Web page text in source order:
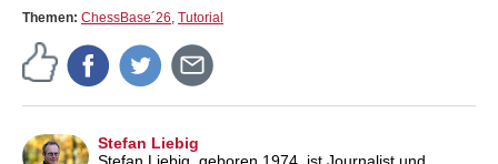
Themen: ChessBase´26 Tutorial
Stefan Liebig
Stefan Liebig, geboren 1974, ist Journalist und